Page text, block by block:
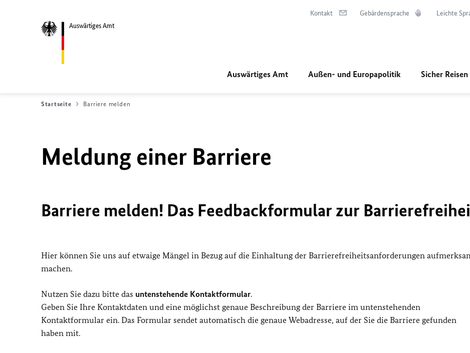
Auswärtiges Amt
Kontakt Gebärdensprache Leichte
Auswärtiges Amt Außen- und Europapolitik Sicher Reisen
Startseite Barriere melden
Meldung einer Barriere
Barriere melden! Das Feedbackformular zur
Hier können Sie uns auf etwaige Mängel in Bezug auf die Einhaltung der Barrierefreiheitsanforderungen
machen.
Nutzen Sie dazu bitte das untenstehende Kontaktformular.
Geben Sie Ihre Kontaktdaten und eine möglichst genaue Beschreibung der Barriere im untenstehenden
Kontaktformular ein. Das Formular sendet automatisch die genaue Webadresse, auf der Sie die Barriere gefunden
haben mit.